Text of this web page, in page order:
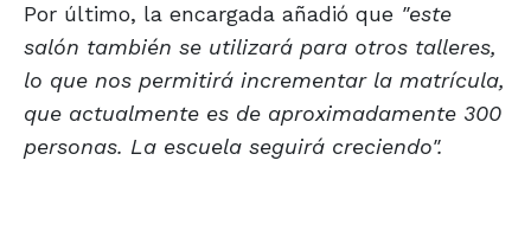
Por último, la encargada añadió que "este
salón también se utilizará para otros talleres,
lo que nos permitirá incrementar la matrícula,
que actualmente es de aproximadamente 300
personas. La escuela seguirá creciendo".